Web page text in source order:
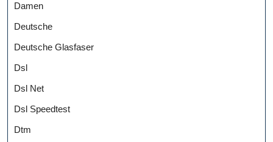
Damen
Deutsche
Deutsche Glasfaser
Dsl
Dsl Net
Dsl Speedtest
Dtm